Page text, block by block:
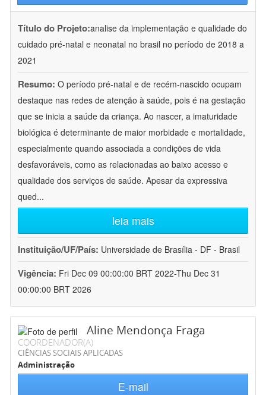
Título do Projeto:analise da implementação e qualidade do
cuidado pré-natal e neonatal no brasil no período de 2018 a
2021
Resumo: O período pré-natal e de recém-nascido ocupam
destaque nas redes de atenção à saúde, pois é na gestação
que se inicia a saúde da criança. Ao nascer, a imaturidade
biológica é determinante de maior morbidade e mortalidade,
especialmente quando associada a condições de vida
desfavoráveis, como as relacionadas ao baixo acesso e
qualidade dos serviços de saúde. Apesar da expressiva
qued...
leia mais
Instituição/UF/País: Universidade de Brasília - DF - Brasil
Vigência: Fri Dec 09 00:00:00 BRT 2022-Thu Dec 31
00:00:00 BRT 2026
Aline Mendonça Fraga
COORDENADOR(A)
CIÊNCIAS SOCIAIS APLICADAS
Administração
E-mail